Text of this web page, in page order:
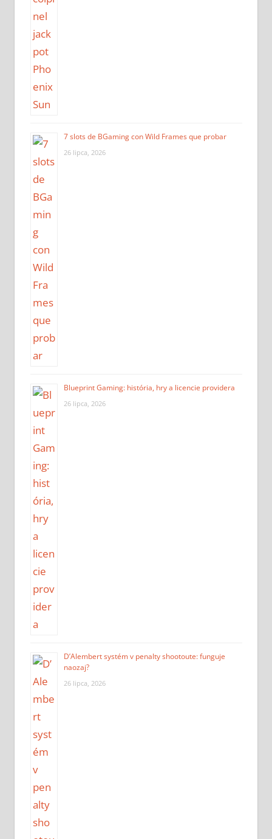
7 slots de BGaming con Wild Frames que probar
26 lipca, 2026
Blueprint Gaming: história, hry a licencie providera
26 lipca, 2026
D’Alembert systém v penalty shootoute: funguje
naozaj?
26 lipca, 2026